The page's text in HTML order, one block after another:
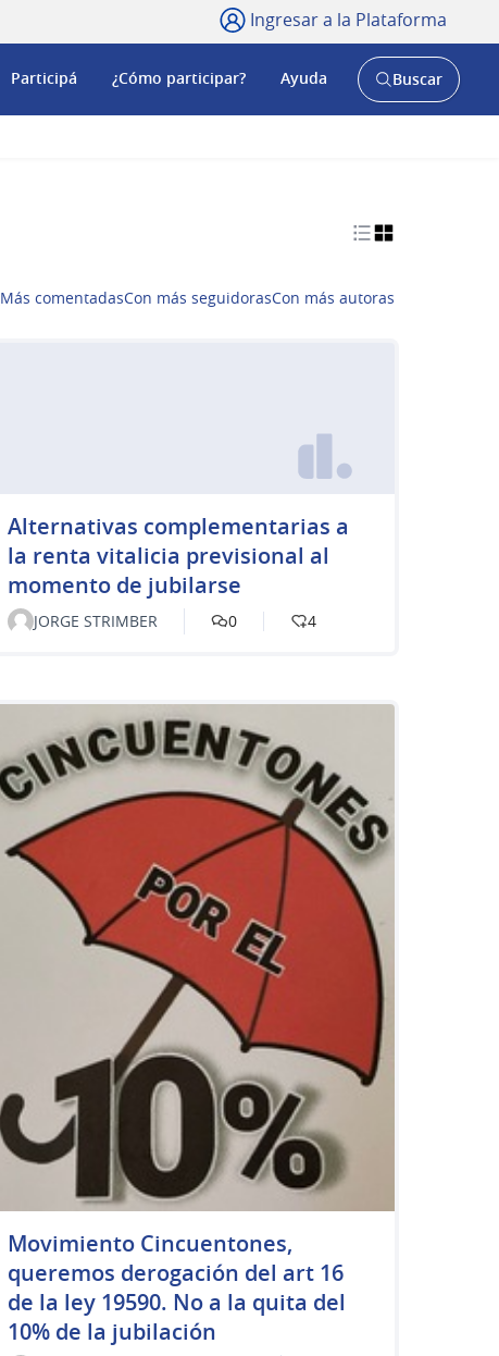
Ingresar a la Plataforma
Participá ¿Cómo participar? Ayuda
AbrirBuscar
Más comentadasCon más seguidorasCon más autoras
Alternativas complementarias a
la renta vitalicia previsional al
momento de jubilarse
JORGE STRIMBER 0 4
Movimiento Cincuentones,
queremos derogación del art 16
de la ley 19590. No a la quita del
10% de la jubilación